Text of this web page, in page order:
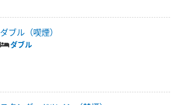
ダブル（喫煙）
ダブル